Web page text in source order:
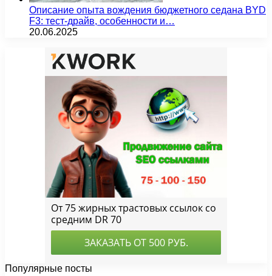
Описание опыта вождения бюджетного седана BYD
F3: тест-драйв, особенности и…
20.06.2025
Популярные посты